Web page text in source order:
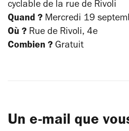
cyclable de la rue de Rivoli
Quand ? Mercredi 19
Où ? Rue de Rivoli, 4e
Combien ? Gratuit
Un e-mail que